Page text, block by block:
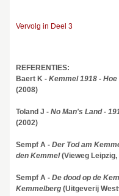
Vervolg in Deel 3
REFERENTIES:
Baert K - Kemmel 1918 -
(2008)
Toland J - No Man's Land -
(2002)
Sempf A - Der Tod am
den Kemmel(Vieweg Leipzig,
Sempf A - De dood op de
Kemmelberg (Uitgeverij